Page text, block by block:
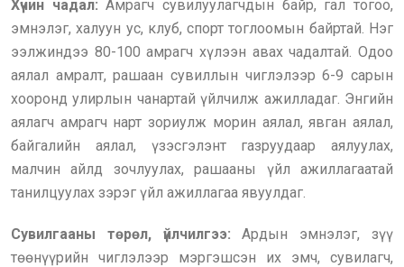
Хүчин чадал: Амрагч сувилуулагчдын байр, гал тогоо,
эмнэлэг, халуун ус, клуб, спорт тоглоомын байртай. Нэг
ээлжиндээ 80-100 амрагч хүлээн авах чадалтай. Одоо
аялал амралт, рашаан сувиллын чиглэлээр 6-9 сарын
хооронд улирлын чанартай үйлчилж ажилладаг. Энгийн
аялагч амрагч нарт зориулж морин аялал, явган аялал,
байгалийн аялал, үзэсгэлэнт газруудаар аялуулах,
малчин айлд зочлуулах, рашааны үйл ажиллагаатай
танилцуулах зэрэг үйл ажиллагаа явуулдаг.
Сувилгааны төрөл, үйлчилгээ:Ардын эмнэлэг, зүү
төөнүүрийн чиглэлээр мэргэшсэн их эмч, сувилагч,